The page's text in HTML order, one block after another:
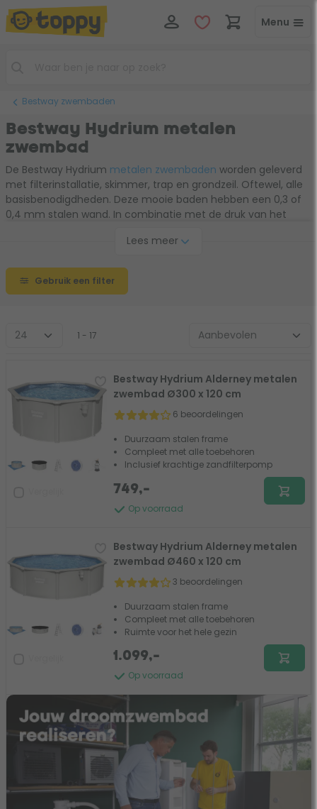
Menu
Bestway zwembaden
Bestway Hydrium metalen
zwembad
De Bestway Hydrium metalen zwembaden worden geleverd
met filterinstallatie, skimmer, trap en grondzeil. Oftewel, alle
basisbenodigdheden. Deze mooie baden hebben een 0,3 of
0,4 mm stalen wand. In combinatie met de druk van het
stabiel zwembad in je tuin. Wij raden aan de Bestway Hydrium
Kies hieronder je favoriete model.
Lees meer
Gebruik een filter
1 - 17
Bestway Hydrium Alderney metalen
zwembad Ø300 x 120 cm
6 beoordelingen
Duurzaam stalen frame
Compleet met alle toebehoren
Inclusief krachtige zandfilterpomp
Op voorraad
749,-
Bestway Hydrium Alderney metalen
zwembad Ø460 x 120 cm
3 beoordelingen
Duurzaam stalen frame
Compleet met alle toebehoren
Ruimte voor het hele gezin
Op voorraad
1.099,-